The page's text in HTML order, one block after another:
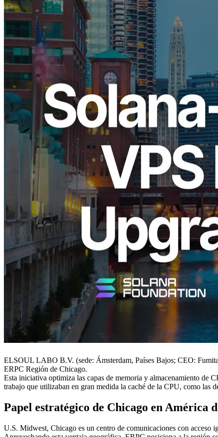
ELSOUL LABO B.V. (sede: Ámsterdam, Países Bajos; CEO:
ERPC Región de Chicago.
Esta iniciativa optimiza las capas de memoria y almacenamiento de
trabajo que utilizaban en gran medida la caché de la CPU, como las
Papel estratégico de Chicago en América
U.S. Midwest, Chicago es un centro de comunicaciones con acceso